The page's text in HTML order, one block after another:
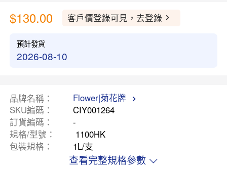
$130.00 客戶價登錄可見，去登錄
預計發貨
2026-08-10
品牌名稱
Flower|菊花牌
SKU編碼
CIY001264
訂貨編碼
-
規格/型號
1100HK
包裝規格
1L/支
查看完整規格參數